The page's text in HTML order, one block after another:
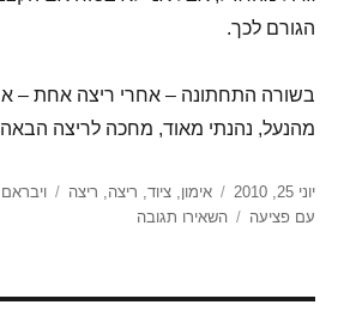
הגורם לכך.
בשורה התחתונה – אחרי ריצה אחת –
מהנעל, נהנתי מאוד, מחכה לריצה
פורסם
בתאריך
יוני 25, 2010 קטגוריות
אימון ,ציוד ריצה ריצה תגיות
ויבראם
עם פציעה
השאירו תגובה